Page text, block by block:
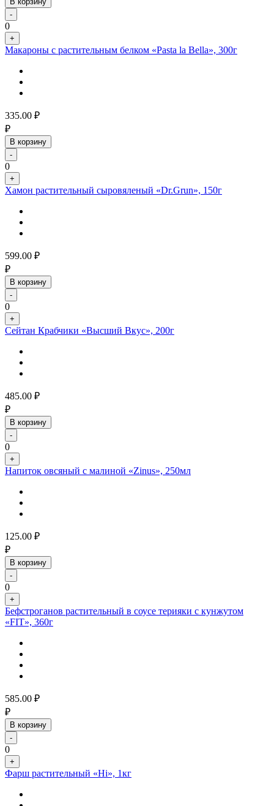
-
0
+
Макароны с растительным белком «Pasta la Bella», 300г
335.00 ₽
₽
В корзину
-
0
+
Хамон растительный сыровяленый «Dr.Grun», 150г
599.00 ₽
₽
В корзину
-
0
+
Сейтан Крабчики «Высший Вкус», 200г
485.00 ₽
₽
В корзину
-
0
+
Напиток овсяный с малиной «Zinus», 250мл
125.00 ₽
₽
В корзину
-
0
+
Бефстроганов растительный в соусе терияки с кунжутом
«FIT», 360г
585.00 ₽
₽
В корзину
-
0
+
Фарш растительный «Hi», 1кг